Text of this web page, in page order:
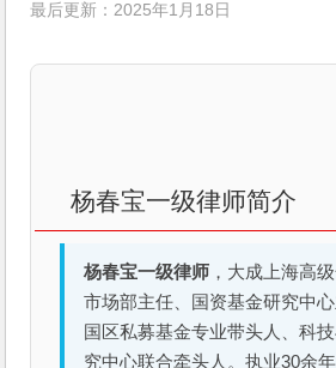
最后更新：2025年1月18日
杨春宝一级律师简介
杨春宝一级律师 ，大成上海高
市场部主任、国资基金研究中
国区私募基金专业带头人、科
究中心联合牵头人。执业30余